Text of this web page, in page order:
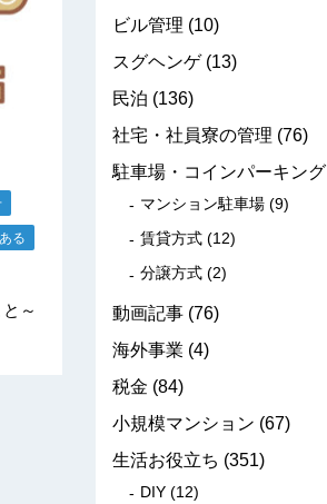
る
～
ビル管理 (10)
スグヘンゲ(13)
民泊 (136)
社宅・社員寮の管理 (76)
駐車場・コインパーキング
マンション駐車場 (9)
賃貸方式 (12)
分譲方式 (2)
動画記事 (76)
海外事業 (4)
税金 (84)
小規模マンション (67)
生活お役立ち (351)
DIY (12)